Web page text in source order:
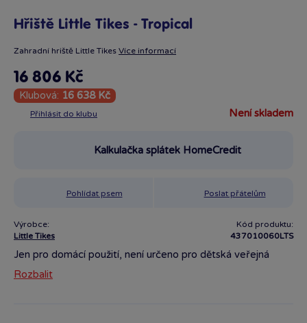
Hřiště Little Tikes - Tropical
Zahradní hriště Little Tikes Více informací
16 806 Kč
Klubová: 16 638 Kč
Přihlásit do klubu není skladem
Kalkulačka splátek HomeCredit
Pohlídat psem Poslat přátelům
Výrobce:
Little Tikes
Kód produktu:
437010060LTS
Jen pro domácí použití, není určeno pro dětská veřejná
hřiště. Doporučujeme pravidelnou kontrolu hlavních dílů,
upevňovacích prvků a dohled dospělé osoby při hře.
Rozbalit